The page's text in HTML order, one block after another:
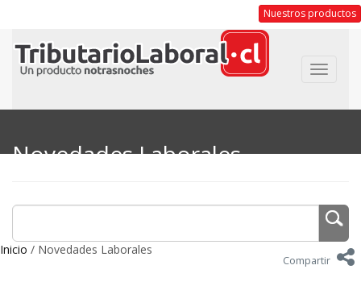
Nuestros productos
Toggle
Novedades Laborales
Inicio / Novedades Laborales
Compartir